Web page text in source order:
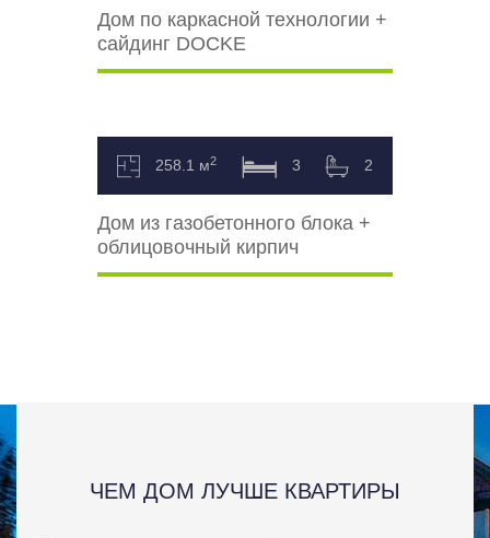
Дом по каркасной технологии +
сайдинг DOCKE
258.1 м2 3 2
Дом из газобетонного блока +
облицовочный кирпич
ЧЕМ ДОМ ЛУЧШЕ КВАРТИРЫ